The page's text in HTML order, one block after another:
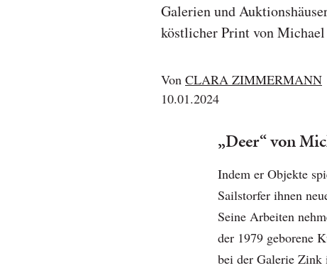
Galerien und
köstlicher Print von
Von CLARA ZIMMERMANN
10.01.2024
„Deer“ von
Indem er Objekte
Sailstorfer ihnen
Seine Arbeiten
der 1979 geborene
bei der Galerie Zink